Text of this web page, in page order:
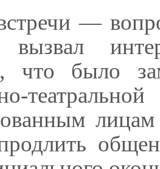
встречи —
вызвал
что было